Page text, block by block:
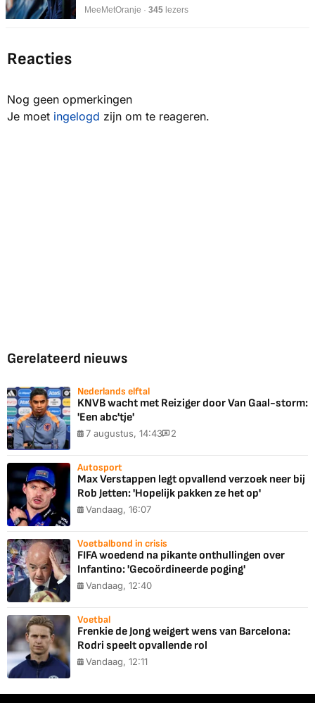
MeeMetOranje · 344 lezers
Reacties
Nog geen opmerkingen
Je moet ingelogd zijn om te reageren.
Gerelateerd nieuws
Nederlands elftal
KNVB wacht met Reiziger door Van Gaal-storm:
'Een abc'tje'
7 augustus, 14:43 2
Autosport
Max Verstappen legt opvallend verzoek neer bij
Rob Jetten: 'Hopelijk pakken ze het op'
Vandaag, 16:07
Voetbalbond in crisis
FIFA woedend na pikante onthullingen over
Infantino: 'Gecoördineerde poging'
Vandaag, 12:40
Voetbal
Frenkie de Jong weigert wens van Barcelona:
Rodri speelt opvallende rol
Vandaag, 12:11